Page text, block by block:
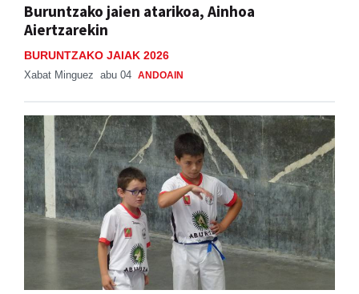
Buruntzako jaien atarikoa, Ainhoa
Aiertzarekin
BURUNTZAKO JAIAK 2026
Xabat Minguez abu 04 ANDOAIN